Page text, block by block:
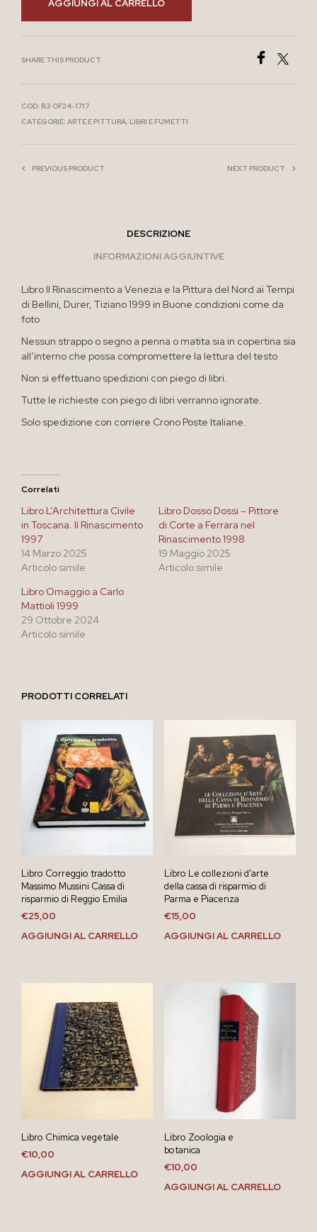
AGGIUNGI AL CARRELLO
SHARE THIS PRODUCT
COD: B3 OF24-1717
CATEGORIE: ARTE E PITTURA LIBRI E FUMETTI
PREVIOUS PRODUCT NEXT PRODUCT
DESCRIZIONE
INFORMAZIONI AGGIUNTIVE
Libro Il Rinascimento a Venezia e la Pittura del Nord ai Tempi
di Bellini, Durer, Tiziano 1999 in Buone condizioni come da
foto
Nessun strappo o segno a penna o matita sia in copertina sia
all’interno che possa compromettere la lettura del testo
Non si effettuano spedizioni con piego di libri.
Tutte le richieste con piego di libri verranno ignorate.
Solo spedizione con corriere Crono Poste Italiane.
Correlati
Libro L’Architettura Civile
in Toscana. Il Rinascimento
1997
14 Marzo 2025
Articolo simile
Libro Dosso Dossi – Pittore
di Corte a Ferrara nel
Rinascimento 1998
19 Maggio 2025
Articolo simile
Libro Omaggio a Carlo
Mattioli 1999
29 Ottobre 2024
Articolo simile
PRODOTTI CORRELATI
Libro Correggio tradotto
Massimo Mussini Cassa di
risparmio di Reggio Emilia
€25,00
AGGIUNGI AL CARRELLO
Libro Le collezioni d’arte
della cassa di risparmio di
Parma e Piacenza
€15,00
AGGIUNGI AL CARRELLO
Libro Chimica vegetale
€10,00
AGGIUNGI AL CARRELLO
Libro Zoologia e
botanica
€10,00
AGGIUNGI AL CARRELLO